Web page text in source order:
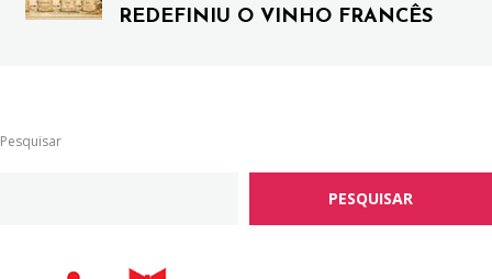
REDEFINIU O VINHO FRANCÊS
Pesquisar
PESQUISAR